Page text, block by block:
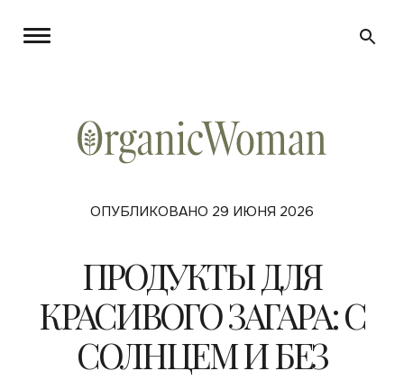
ОПУБЛИКОВАНО 29 ИЮНЯ 2026
ПРОДУКТЫ ДЛЯ
КРАСИВОГО ЗАГАРА: С
СОЛНЦЕМ И БЕЗ